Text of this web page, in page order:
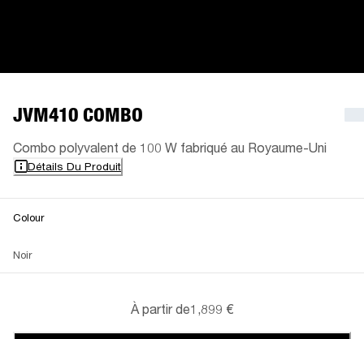
JVM410 COMBO
Combo polyvalent de 100 W fabriqué au Royaume-Uni
Détails Du Produit
Colour
Noir
À partir de1,899 €